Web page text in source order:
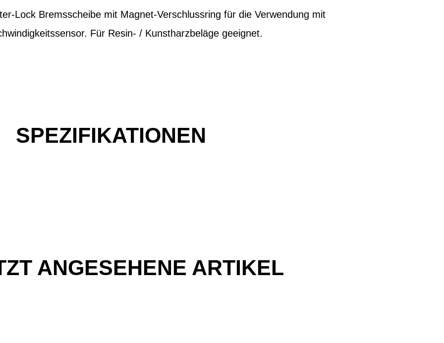
Lock Bremsscheibe mit Magnet-Verschlussring für die Verwendung mit
Für Resin- / Kunstharzbeläge geeignet.
SPEZIFIKATIONEN
ANGESEHENE ARTIKEL